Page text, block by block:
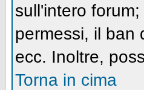
sull'intero
permessi, il ban
ecc. Inoltre,
Torna in cima